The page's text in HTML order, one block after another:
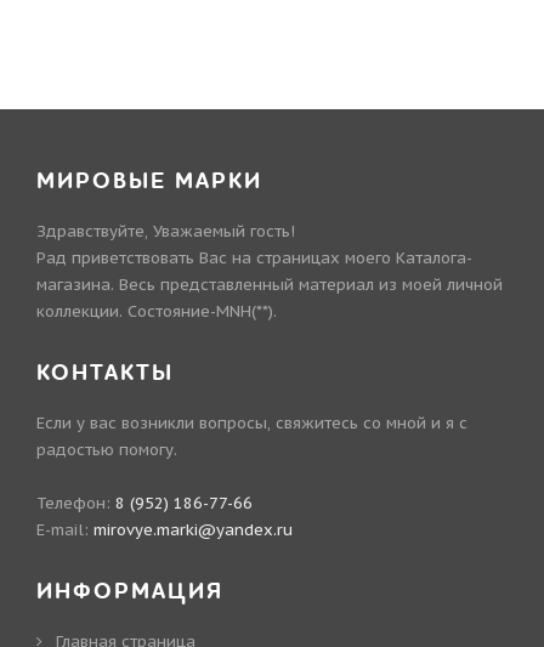
МИРОВЫЕ МАРКИ
Здравствуйте, Уважаемый гость!
Рад приветствовать Вас на страницах моего Каталога-
магазина. Весь представленный материал из моей личной
коллекции. Состояние-MNH(**).
КОНТАКТЫ
Если у вас возникли вопросы, свяжитесь со мной и я с
радостью помогу.
Телефон: 8 (952) 186-77-66
E-mail: mirovye.marki@yandex.ru
ИНФОРМАЦИЯ
Главная страница